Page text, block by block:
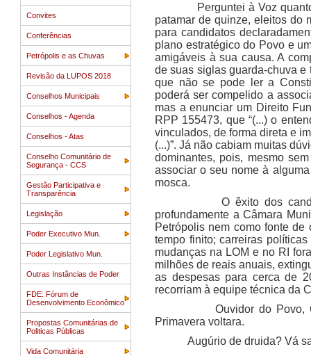
Convites
Conferências
Petrópolis e as Chuvas
Revisão da LUPOS 2018
Conselhos Municipais
Conselhos - Agenda
Conselhos - Atas
Conselho Comunitário de
Segurança - CCS
Gestão Participativa e
Transparência
Legislação
Poder Executivo Mun.
Poder Legislativo Mun.
Outras Instâncias de Poder
FDE: Fórum de
Desenvolvimento Econômico
Propostas Comunitárias de
Politicas Públicas
Vida Comunitária
Perguntei à Voz quantos
patamar de quinze, eleitos do
para candidatos
plano estratégico do Povo e
amigáveis à sua causa. A
de suas siglas guarda-chuva
que não se pode ler a
poderá ser compelido a
mas a enunciar um Direito
RPP 155473, que “(...) o
vinculados, de forma direta e
(...)”. Já não cabiam muitas
dominantes, pois, mesmo
associar o seu nome à
mosca.
O êxito dos candidatos
profundamente a Câmara
Petrópolis nem como fonte
tempo finito; carreiras
mudanças na LOM e no RI
milhões de reais anuais,
as despesas para cerca de
recorriam à equipe técnica da
Ouvidor do Povo,
Primavera voltara.
Augúrio de druida? Vá